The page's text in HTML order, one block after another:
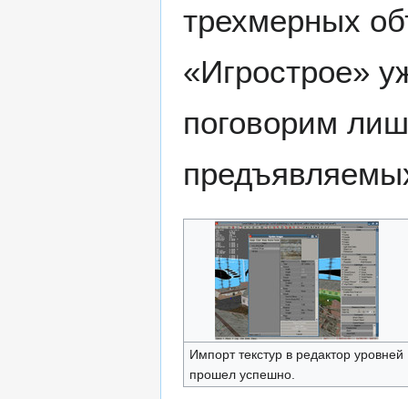
трехмерных
«Игрострое»
поговорим
Импорт текстур в редактор уровней
прошел успешно.